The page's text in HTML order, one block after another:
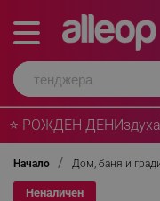
⭐ РОЖДЕН ДЕН
Начало Дом, баня и
Неналичен